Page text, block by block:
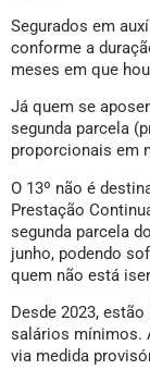
Segurados em
conforme a
meses em que
Já quem se
segunda parcela
proporcionais em
O 13º não é
Prestação
segunda parcela
junho, podendo
quem não está
Desde 2023,
salários mínimos.
via medida